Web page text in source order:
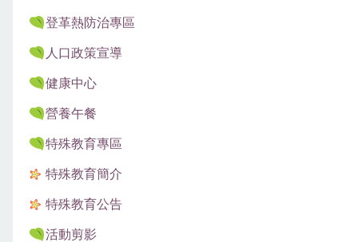
登革熱防治專區
人口政策宣導
健康中心
營養午餐
特殊教育專區
特殊教育簡介
特殊教育公告
活動剪影